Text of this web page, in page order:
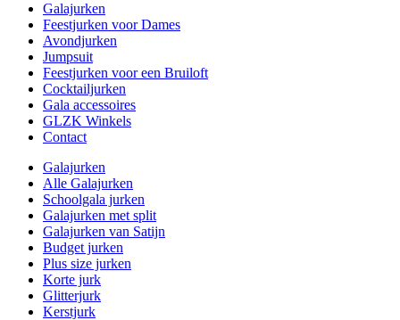
Galajurken
Feestjurken voor Dames
Avondjurken
Jumpsuit
Feestjurken voor een Bruiloft
Cocktailjurken
Gala accessoires
GLZK Winkels
Contact
Galajurken
Alle Galajurken
Schoolgala jurken
Galajurken met split
Galajurken van Satijn
Budget jurken
Plus size jurken
Korte jurk
Glitterjurk
Kerstjurk